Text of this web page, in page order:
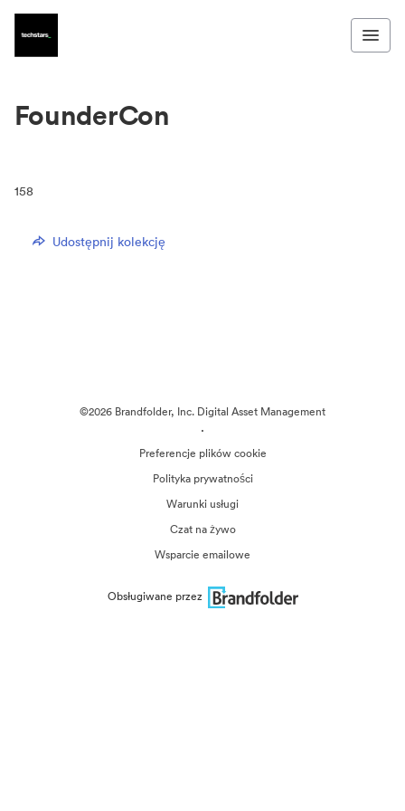
FounderCon
158
Udostępnij kolekcję
©2026 Brandfolder, Inc. Digital Asset Management
·
Preferencje plików cookie
Polityka prywatności
Warunki usługi
Czat na żywo
Wsparcie emailowe
Obsługiwane przez